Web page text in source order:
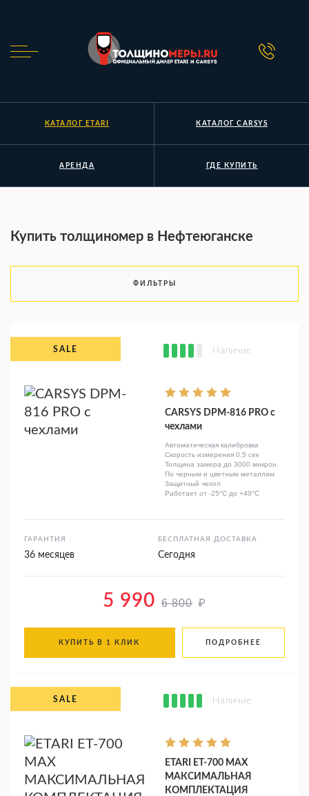
КАТАЛОГ ETARI КАТАЛОГ CARSYS
АРЕНДА ГДЕ КУПИТЬ
Купить толщиномер в Нефтеюганске
ФИЛЬТРЫ
Наличие
CARSYS DPM-816 PRO с
чехлами
Автоматическая калибровка
Скорость измерения 0,5 сек
Толщина замера до 3000 микрон
По черным и цветным металлам
Защитный чехол
Работает от -25°C до +40°C
ГАРАНТИЯ
36 месяцев
БЕСПЛАТНАЯ ДОСТАВКА
Сегодня
5 990 6 800 ₽
КУПИТЬ В 1 КЛИК ПОДРОБНЕЕ
Наличие
ETARI ET-700 MAX
МАКСИМАЛЬНАЯ
КОМПЛЕКТАЦИЯ